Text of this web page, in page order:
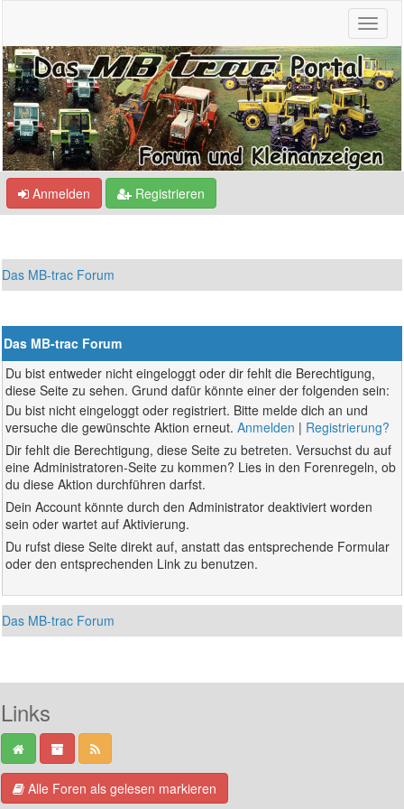
Anmelden Registrieren
Das MB-trac Forum
Das MB-trac Forum
Du bist entweder nicht eingeloggt oder dir fehlt die Berechtigung,
diese Seite zu sehen. Grund dafür könnte einer der folgenden sein:
Du bist nicht eingeloggt oder registriert. Bitte melde dich an und
versuche die gewünschte Aktion erneut.Anmelden | Registrierung?
Dir fehlt die Berechtigung, diese Seite zu betreten. Versuchst du auf
eine Administratoren-Seite zu kommen? Lies in den Forenregeln, ob
du diese Aktion durchführen darfst.
Dein Account könnte durch den Administrator deaktiviert worden
sein oder wartet auf Aktivierung.
Du rufst diese Seite direkt auf, anstatt das entsprechende Formular
oder den entsprechenden Link zu benutzen.
Das MB-trac Forum
Links
Alle Foren als gelesen markieren